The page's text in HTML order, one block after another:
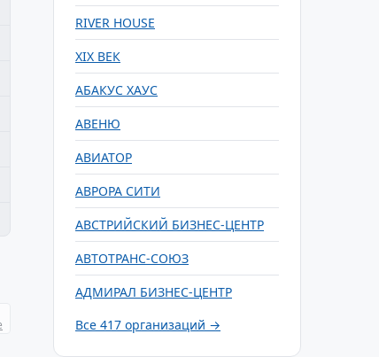
RIVER HOUSE
XIX ВЕК
АБАКУС ХАУС
АВЕНЮ
АВИАТОР
АВРОРА СИТИ
АВСТРИЙСКИЙ БИЗНЕС-ЦЕНТР
АВТОТРАНС-СОЮЗ
АДМИРАЛ БИЗНЕС-ЦЕНТР
Все 417 организаций →